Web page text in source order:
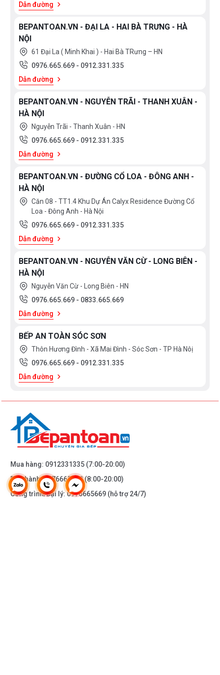
Dẫn đường
BEPANTOAN.VN - ĐẠI LA - HAI BÀ TRƯNG - HÀ
NỘI
61 Đại La ( Minh Khai ) - Hai Bà TRưng – HN
0976.665.669 - 0912.331.335
Dẫn đường
BEPANTOAN.VN - NGUYỄN TRÃI - THANH XUÂN -
HÀ NỘI
Nguyễn Trãi - Thanh Xuân - HN
0976.665.669 - 0912.331.335
Dẫn đường
BEPANTOAN.VN - ĐƯỜNG CỔ LOA - ĐÔNG ANH -
HÀ NỘI
Căn 08 - TT1.4 Khu Dự Án Calyx Residence Đường Cổ
Loa - Đông Anh - Hà Nội
0976.665.669 - 0912.331.335
Dẫn đường
BEPANTOAN.VN - NGUYỄN VĂN CỪ - LONG BIÊN -
HÀ NỘI
Nguyễn Văn Cừ - Long Biên - HN
0976.665.669 - 0833.665.669
Dẫn đường
BẾP AN TOÀN SÓC SƠN
Thôn Hương Đình - Xã Mai Đình - Sóc Sơn - TP Hà Nôị
0976.665.669 - 0912.331.335
Dẫn đường
Mua hàng: 0912331335 (7:00-20:00)
Bảo hành:0976665669(8:00-20:00)
Công trình/Đại lý:0976665669 (hỗ trợ 24/7)